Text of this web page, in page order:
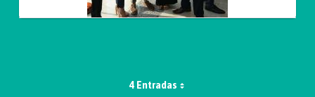
4 Entradas